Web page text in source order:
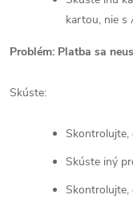
kartou, nie s
Problém: Platba sa
Skúste:
Skontrolujte,
Skúste iný
Skontrolujte,